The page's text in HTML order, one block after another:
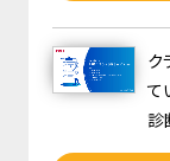
ク
て
診